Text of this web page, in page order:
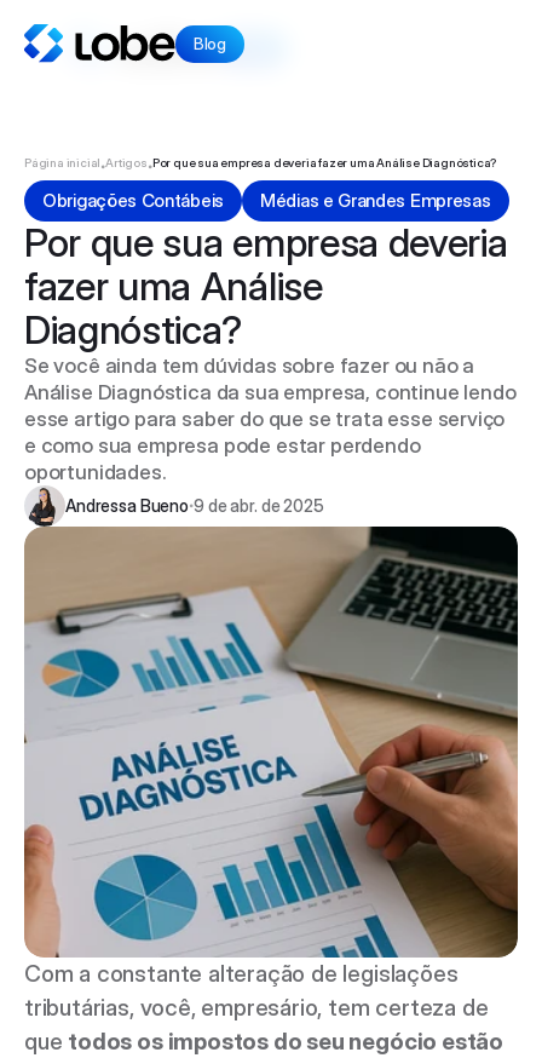
Página inicial•Artigos•Por que sua empresa deveria fazer uma Análise Diagnóstica?
Obrigações Contábeis Médias e Grandes Empresas
Por que sua empresa deveria
fazer uma Análise
Diagnóstica?
Se você ainda tem dúvidas sobre fazer ou não a
Análise Diagnóstica da sua empresa, continue lendo
esse artigo para saber do que se trata esse serviço
e como sua empresa pode estar perdendo
oportunidades.
Andressa Bueno•9 de abr. de 2025
Com a constante alteração de legislações
tributárias, você, empresário, tem certeza de
que todos os impostos do seu negócio estão
Blog
Blog
Artigos
Voltar ao site
Instagram
Facebook